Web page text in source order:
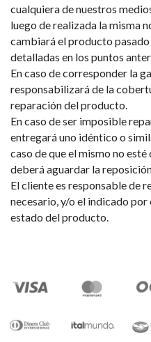
cualquiera de nuestros
luego de realizada la misma
cambiará el producto
detalladas en los puntos
En caso de corresponder la
responsabilizará de la
reparación del producto.
En caso de ser imposible
entregará uno idéntico o
caso de que el mismo no
deberá aguardar la
El cliente es responsable de
necesario, y/o el indicado
estado del producto.